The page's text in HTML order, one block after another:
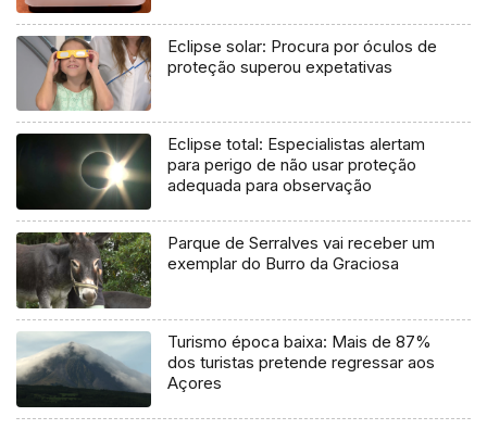
Eclipse solar: Procura por óculos de
proteção superou expetativas
Eclipse total: Especialistas alertam
para perigo de não usar proteção
adequada para observação
Parque de Serralves vai receber um
exemplar do Burro da Graciosa
Turismo época baixa: Mais de 87%
dos turistas pretende regressar aos
Açores